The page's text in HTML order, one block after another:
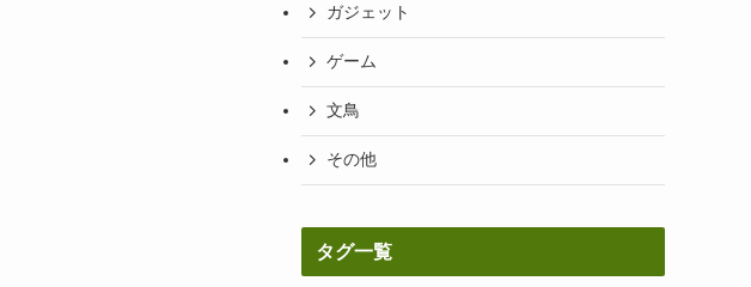
ガジェット
ゲーム
文鳥
その他
タグ一覧